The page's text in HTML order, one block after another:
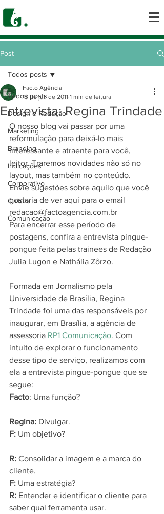
Post
Todos posts
Design e Redação
Marketing
Branding
Indicações
Corporativo
Cultura
Comunicação
Todos posts
Entrevista: Regina Trindade
Facto Agência
13 de jul. de 2011 1 min de leitura
O nosso blog vai passar por uma
reformulação para deixá-lo mais
interessante e atraente para você,
leitor. Traremos novidades não só no
layout, mas também no conteúdo.
Envie sugestões sobre aquilo que você
gostaria de ver aqui para o email
redacao@factoagencia.com.br
Para encerrar esse período de
postagens, confira a entrevista pingue-
pongue feita pelas trainees de Redação
Julia Lugon e Nathália Zôrzo.
Formada em Jornalismo pela
Universidade de Brasília, Regina
Trindade foi uma das responsáveis por
inaugurar, em Brasília, a agência de
assessoria RP1 Comunicação. Com
intuito de explorar o funcionamento
desse tipo de serviço, realizamos com
ela a entrevista pingue-pongue que se
segue:
Facto: Uma função?
Regina: Divulgar.
F: Um objetivo?
R: Consolidar a imagem e a marca do
cliente.
F: Uma estratégia?
R: Entender e identificar o cliente para
saber qual ferramenta usar.